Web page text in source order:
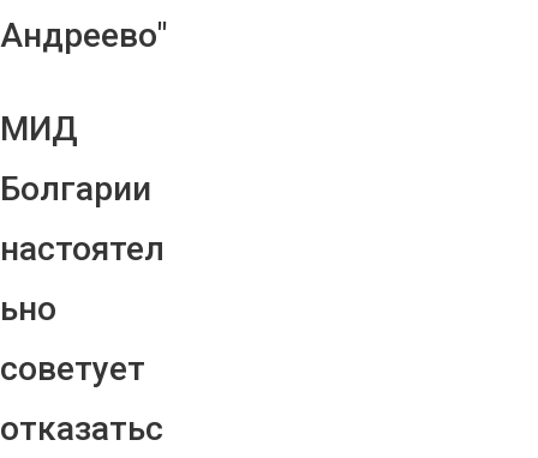
Андреево"
МИД
Болгарии
настоятел
ьно
советует
отказатьс